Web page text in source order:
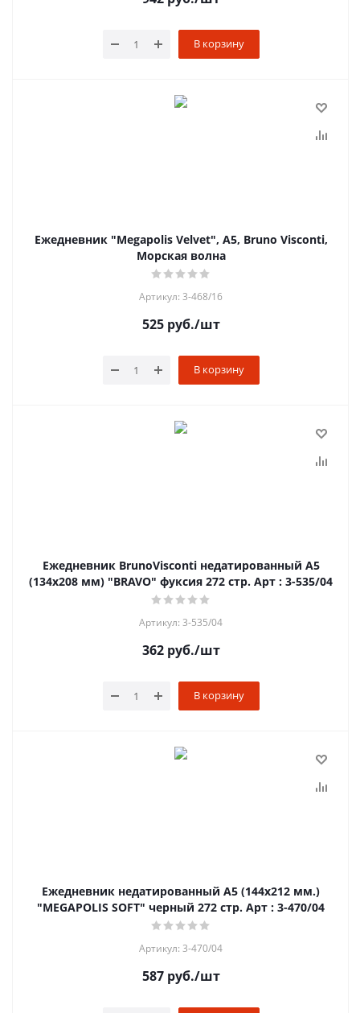
В корзину
Ежедневник "Megapolis Velvet", А5, Bruno Visconti,
Морская волна
Артикул: 3-468/16
525руб./шт
В корзину
Ежедневник BrunoVisconti недатированный А5
(134х208 мм) "BRAVO" фуксия 272 стр. Арт : 3-535/04
Артикул: 3-535/04
362руб./шт
В корзину
Ежедневник недатированный А5 (144х212 мм.)
"MEGAPOLIS SOFT" черный 272 стр. Арт : 3-470/04
Артикул: 3-470/04
587руб./шт